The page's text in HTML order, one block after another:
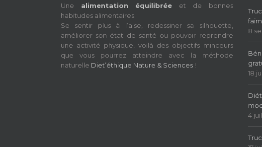
Une alimentation équilibrée et de bonnes
habitudes alimentaires.
Se sentir plus à l’aise, redessiner sa silhouette,
améliorer son état de santé ou pouvoir reprendre
une activité physique, voilà des objectifs minceurs
que vous pourrez atteindre avec la méthode
naturelle Diet’éthique Nature & Sciences !
8
18
4